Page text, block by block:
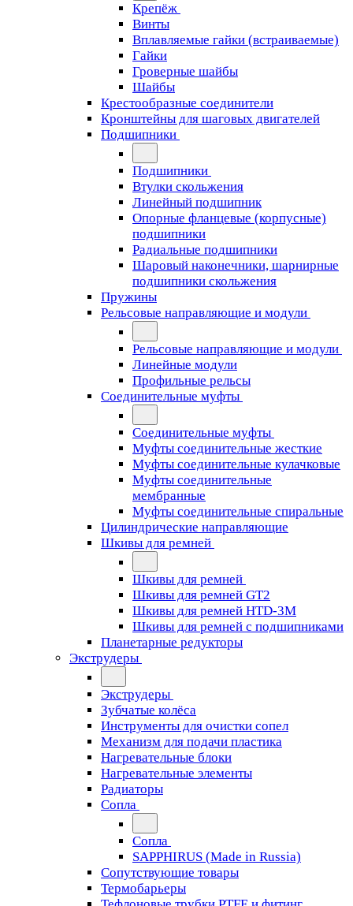
Крепёж
Винты
Вплавляемые гайки (встраиваемые)
Гайки
Гроверные шайбы
Шайбы
Крестообразные соединители
Кронштейны для шаговых двигателей
Подшипники
Подшипники
Втулки скольжения
Линейный подшипник
Опорные фланцевые (корпусные)
подшипники
Радиальные подшипники
Шаровый наконечники, шарнирные
подшипники скольжения
Пружины
Рельсовые направляющие и модули
Рельсовые направляющие и модули
Линейные модули
Профильные рельсы
Соединительные муфты
Соединительные муфты
Муфты соединительные жесткие
Муфты соединительные кулачковые
Муфты соединительные
мембранные
Муфты соединительные спиральные
Цилиндрические направляющие
Шкивы для ремней
Шкивы для ремней
Шкивы для ремней GT2
Шкивы для ремней HTD-3M
Шкивы для ремней с подшипниками
Планетарные редукторы
Экструдеры
Экструдеры
Зубчатые колёса
Инструменты для очистки сопел
Механизм для подачи пластика
Нагревательные блоки
Нагревательные элементы
Радиаторы
Сопла
Сопла
SAPPHIRUS (Made in Russia)
Сопутствующие товары
Термобарьеры